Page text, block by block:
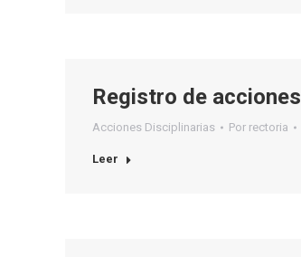
Registro de
Acciones Disciplinarias Por rectoria
Leer